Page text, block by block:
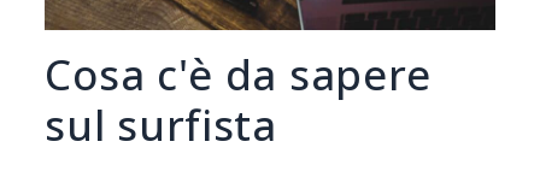
Cosa c'è da sapere
sul surfista